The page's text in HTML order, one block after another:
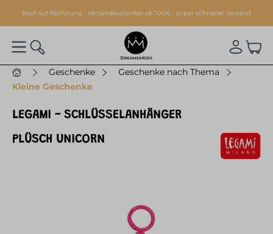
springen
Kauf auf Rechnung · Versandkostenfrei ab 100€ · super schneller Versand
Geschenke
Geschenke nach Thema
Kleine Geschenke
LEGAMI - SCHLÜSSELANHÄNGER
PLÜSCH UNICORN